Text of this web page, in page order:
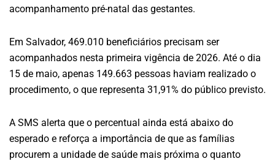
acompanhamento pré-natal das gestantes.
Em Salvador, 469.010 beneficiários precisam ser
acompanhados nesta primeira vigência de 2026. Até o dia
15 de maio, apenas 149.663 pessoas haviam realizado o
procedimento, o que representa 31,91% do público previsto.
A SMS alerta que o percentual ainda está abaixo do
esperado e reforça a importância de que as famílias
procurem a unidade de saúde mais próxima o quanto